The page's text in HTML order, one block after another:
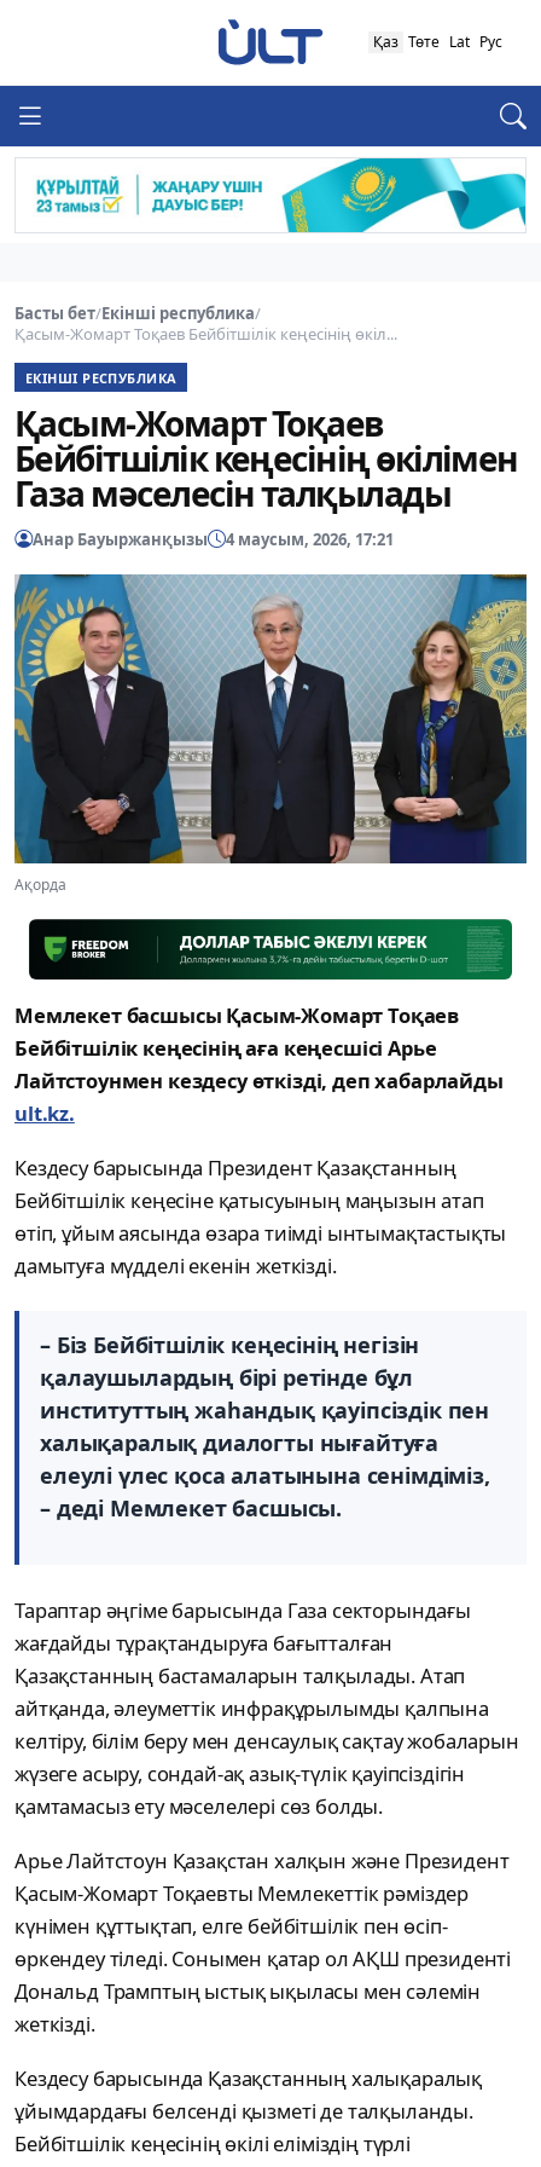
Қаз Төте Lat Рус
Басты бет/Екінші республика/
Қасым-Жомарт Тоқаев Бейбітшілік кеңесінің өкіл...
ЕКІНШІ РЕСПУБЛИКА
Қасым-Жомарт Тоқаев
Бейбітшілік кеңесінің өкілімен
Газа мәселесін талқылады
Анар Бауыржанқызы 4 маусым, 2026, 17:21
Ақорда
Мемлекет басшысы Қасым-Жомарт Тоқаев
Бейбітшілік кеңесінің аға кеңесшісі Арье
Лайтстоунмен кездесу өткізді, деп хабарлайды
ult.kz.
Кездесу барысында Президент Қазақстанның
Бейбітшілік кеңесіне қатысуының маңызын атап
өтіп, ұйым аясында өзара тиімді ынтымақтастықты
дамытуға мүдделі екенін жеткізді.
– Біз Бейбітшілік кеңесінің негізін
қалаушылардың бірі ретінде бұл
институттың жаһандық қауіпсіздік пен
халықаралық диалогты нығайтуға
елеулі үлес қоса алатынына сенімдіміз,
– деді Мемлекет басшысы.
Тараптар әңгіме барысында Газа секторындағы
жағдайды тұрақтандыруға бағытталған
Қазақстанның бастамаларын талқылады. Атап
айтқанда, әлеуметтік инфрақұрылымды қалпына
келтіру, білім беру мен денсаулық сақтау жобаларын
жүзеге асыру, сондай-ақ азық-түлік қауіпсіздігін
қамтамасыз ету мәселелері сөз болды.
Арье Лайтстоун Қазақстан халқын және Президент
Қасым-Жомарт Тоқаевты Мемлекеттік рәміздер
күнімен құттықтап, елге бейбітшілік пен өсіп-
өркендеу тіледі. Сонымен қатар ол АҚШ президенті
Дональд Трамптың ыстық ықыласы мен сәлемін
жеткізді.
Кездесу барысында Қазақстанның халықаралық
ұйымдардағы белсенді қызметі де талқыланды.
Бейбітшілік кеңесінің өкілі еліміздің түрлі